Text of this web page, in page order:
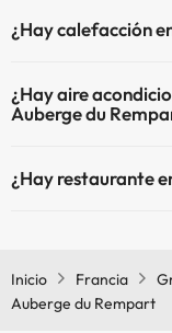
¿Hay calefacción
¿Hay aire
Auberge du
comunes.
¿Hay restaurante
Inicio Francia
Auberge du Rempart